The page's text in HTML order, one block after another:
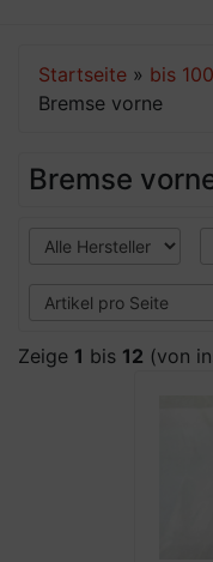
Startseite » bis
Bremse vorne
Bremse
Zeige 1 bis 12 (von